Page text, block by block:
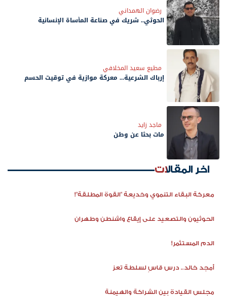
رضوان الهمداني
الحوثي.. شريك في صناعة المأساة الإنسانية
مطيع سعيد المخلافي
إرباك الشرعية... معركة موازية في توقيت الحسم
ماجد زايد
مات بحثًا عن وطن
اخر المقالات
معركة البقاء التنموي وخديعة "القوة المطلقة"!
الحوثيون والتصعيد على إيقاع واشنطن وطهران
الدم المستثمر!
أمجد خالد.. درس قاسٍ لسلطة تعز
مجلس القيادة بين الشراكة والهيمنة